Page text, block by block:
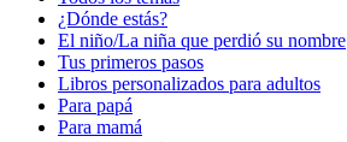
¿Dónde estás?
El niño/La niña que perdió su nombre
Tus primeros pasos
Libros personalizados para adultos
Para papá
Para mamá